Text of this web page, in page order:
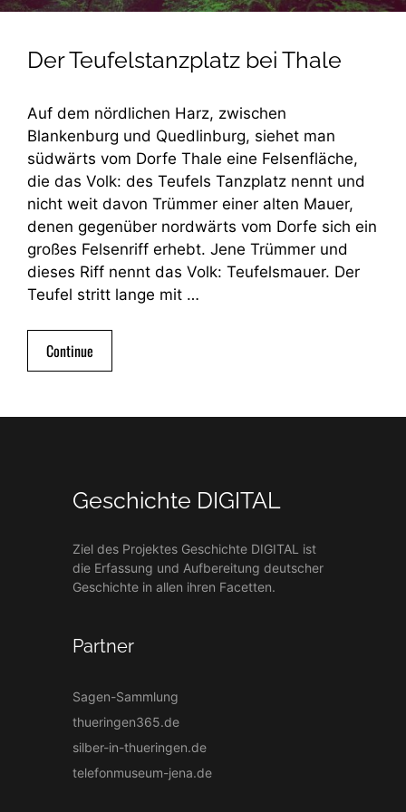
Der Teufelstanzplatz bei Thale
Auf dem nördlichen Harz, zwischen
Blankenburg und Quedlinburg, siehet man
südwärts vom Dorfe Thale eine Felsenfläche,
die das Volk: des Teufels Tanzplatz nennt und
nicht weit davon Trümmer einer alten Mauer,
denen gegenüber nordwärts vom Dorfe sich ein
großes Felsenriff erhebt. Jene Trümmer und
dieses Riff nennt das Volk: Teufelsmauer. Der
Teufel stritt lange mit …
Continue
Geschichte DIGITAL
Ziel des Projektes Geschichte DIGITAL ist
die Erfassung und Aufbereitung deutscher
Geschichte in allen ihren Facetten.
Partner
Sagen-Sammlung
thueringen365.de
silber-in-thueringen.de
telefonmuseum-jena.de